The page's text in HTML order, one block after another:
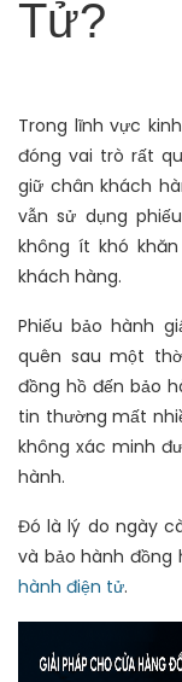
Tử?
Trong lĩnh vực
đóng vai trò rất
giữ chân khách
vẫn sử dụng
không ít khó
khách hàng.
Phiếu bảo hành
quên sau một
đồng hồ đến bảo
tin thường mất
không xác minh
hành.
Đó là lý do ngày
và bảo hành đồng
hành điện tử.